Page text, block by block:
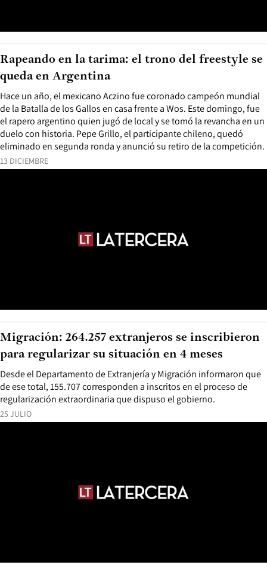
13 DICIEMBRE
Hace un año, el mexicano Aczino fue coronado campeón mundial
de la Batalla de los Gallos en casa frente a Wos. Este domingo, fue
el rapero argentino quien jugó de local y se tomó la revancha en un
duelo con historia. Pepe Grillo, el participante chileno, quedó
eliminado en segunda ronda y anunció su retiro de la competición.
Rapeando en la tarima: el trono del freestyle se
queda en Argentina
25 JULIO
Desde el Departamento de Extranjería y Migración informaron que
de ese total, 155.707 corresponden a inscritos en el proceso de
regularización extraordinaria que dispuso el gobierno.
Migración: 264.257 extranjeros se inscribieron
para regularizar su situación en 4 meses